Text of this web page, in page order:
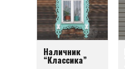
Наличник
“Классика”